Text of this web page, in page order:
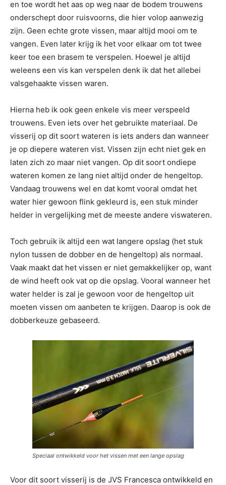
en toe wordt het aas op weg naar de bodem trouwens
onderschept door ruisvoorns, die hier volop aanwezig
zijn. Geen echte grote vissen, maar altijd mooi om te
vangen. Even later krijg ik het voor elkaar om tot twee
keer toe een brasem te verspelen. Hoewel je altijd
weleens een vis kan verspelen denk ik dat het allebei
valsgehaakte vissen waren.
Hierna heb ik ook geen enkele vis meer verspeeld
trouwens. Even iets over het gebruikte materiaal. De
visserij op dit soort wateren is iets anders dan wanneer
je op diepere wateren vist. Vissen zijn echt niet gek en
laten zich zo maar niet vangen. Op dit soort ondiepe
wateren komen ze lang niet altijd onder de hengeltop.
Vandaag trouwens wel en dat komt vooral omdat het
water hier gewoon flink gekleurd is, een stuk minder
helder in vergelijking met de meeste andere viswateren.
Toch gebruik ik altijd een wat langere opslag (het stuk
nylon tussen de dobber en de hengeltop) als normaal.
Vaak maakt dat het vissen er niet gemakkelijker op, want
de wind heeft ook vat op die opslag. Vooral wanneer het
water helder is zal je gewoon voor de hengeltop uit
moeten vissen om aanbeten te krijgen. Daarop is ook de
dobberkeuze gebaseerd.
Speciaal ontwikkeld voor het vissen met een lange opslag
Voor dit soort visserij is de JVS Francesca ontwikkeld en